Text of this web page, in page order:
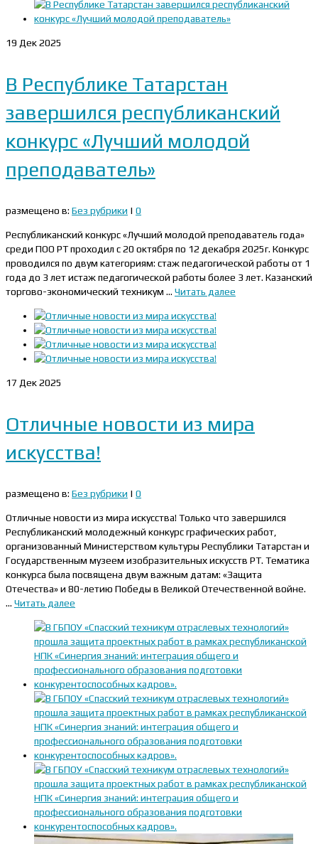
19 Дек 2025
В Республике Татарстан
завершился республиканский
конкурс «Лучший молодой
преподаватель»
размещено в: Без рубрики | 0
Республиканский конкурс «Лучший молодой преподаватель года»
среди ПОО РТ проходил с 20 октября по 12 декабря 2025г. Конкурс
проводился по двум категориям: стаж педагогической работы от 1
года до 3 лет истаж педагогической работы более 3 лет. Казанский
торгово-экономический техникум … Читать далее
17 Дек 2025
Отличные новости из мира
искусства!
размещено в: Без рубрики | 0
Отличные новости из мира искусства! Только что завершился
Республиканский молодежный конкурс графических работ,
организованный Министерством культуры Республики Татарстан и
Государственным музеем изобразительных искусств РТ. Тематика
конкурса была посвящена двум важным датам: «Защита
Отечества» и 80-летию Победы в Великой Отечественной войне.
… Читать далее